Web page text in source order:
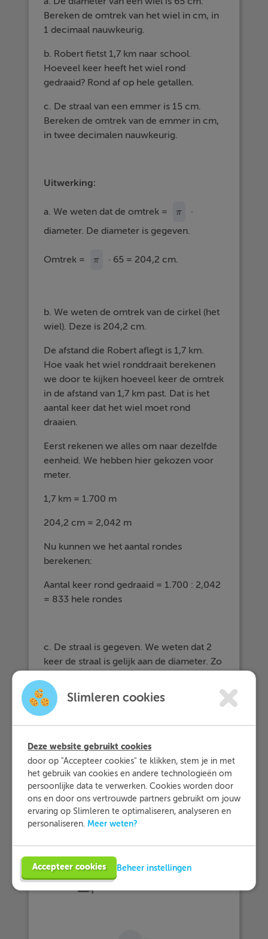
Bereken de omtrek van het wiel in cm, in
1 decimaal nauwkeurig.
b. Robert fietst 1,7 km naar school.
Hoeveel keer heeft het wiel rond
gedraaid? Rond af op hele getallen.
c. De straal van een emmer is 15 cm.
Bereken de omtrek van de emmer in cm,
in twee decimalen nauwkeurig.
Uitwerking:
a. We weten dat de omtrek = π
π
·
diameter. De diameter is gegeven.
Omtrek = π
π · 65 = 204,2 cm.
b. We weten de omtrek van de cirkel (het
wiel). Deze is 204,2 cm.
De afstand die Robert aflegt is 1,7 km.
Hoe vaak het wiel ronddraait berekenen
we door te kijken hoeveel keer de omtrek
in de afstand van 1,7 km past. Dat is het
aantal keer dat het wiel moet rond
draaien.
Eerst rekenen we alles om naar dezelfde
eenheid. We hebben hier gekozen voor
meter.
1,7 km = 1.700 m
204,2 cm = 2,042 m
Nu kunnen we het aantal rondes
berekenen:
Aantal keer rond gedraaid = 1.700 : 2,042
= 833 hele rondes
c. De straal is gegeven. We weten dat 2
keer de straal is gelijk aan de diameter. Zo
Omtrek = · 2 · 15 = 94,25 cm.
Slimleren cookies
Deze website gebruikt cookies
door op "Accepteer cookies" te klikken, stem je in met
het gebruik van cookies en andere technologieën om
persoonlijke data te verwerken. Cookies worden door
ons en door ons vertrouwde partners gebruikt om jouw
ervaring op Slimleren te optimaliseren, analyseren en
personaliseren. Meer weten?
Accepteer cookies Beheer instellingen